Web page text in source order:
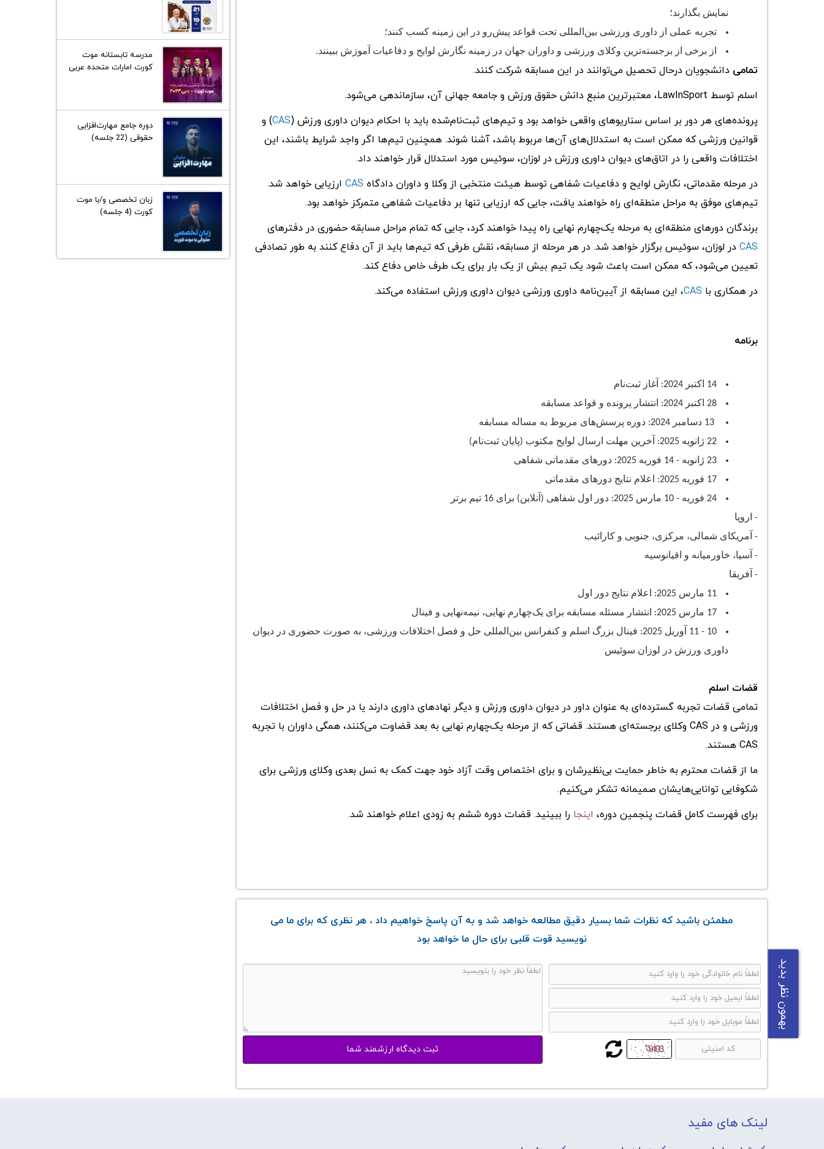
نمایش بگذارند؛
تجربه عملی از داوری ورزشی بین‌المللی تحت قواعد پیش‌رو در این زمینه کسب کنند؛
از برخی از برجسته‌ترین وکلای ورزشی و داوران جهان در زمینه نگارش لوایح و دفاعیات آموزش ببینند.
تمامی دانشجویان درحال تحصیل می‌توانند در این مسابقه شرکت کنند.
اسلم توسط LawInSport، معتبرترین منبع دانش حقوق ورزش و جامعه جهانی آن، سازماندهی می‌شود.
پرونده‌های هر دور بر اساس سناریوهای واقعی خواهد بود و تیم‌های ثبت‌نام‌شده باید با احکام دیوان داوری ورزش (CAS) و
قوانین ورزشی که ممکن است به استدلال‌های آن‌ها مربوط باشد، آشنا شوند. همچنین تیم‌ها اگر واجد شرایط باشند، این
اختلافات واقعی را در اتاق‌های دیوان داوری ورزش در لوزان، سوئیس مورد استدلال قرار خواهند داد.
در مرحله مقدماتی، نگارش لوایح و دفاعیات شفاهی توسط هیئت منتخبی از وکلا و داوران دادگاه CAS ارزیابی خواهد شد.
تیم‌های موفق به مراحل منطقه‌ای راه خواهند یافت، جایی که ارزیابی تنها بر دفاعیات شفاهی متمرکز خواهد بود.
برندگان دورهای منطقه‌ای به مرحله یک‌چهارم نهایی راه پیدا خواهند کرد، جایی که تمام مراحل مسابقه حضوری در دفترهای
CAS در لوزان، سوئیس برگزار خواهد شد. در هر مرحله از مسابقه، نقش طرفی که تیم‌ها باید از آن دفاع کنند به طور تصادفی
تعیین می‌شود، که ممکن است باعث شود یک تیم بیش از یک بار برای یک طرف خاص دفاع کند.
در همکاری با CAS، این مسابقه از آیین‌نامه داوری ورزشی دیوان داوری ورزش استفاده می‌کند.
برنامه
14 اکتبر 2024: آغاز ثبت‌نام
28 اکتبر 2024: انتشار پرونده و قواعد مسابقه
22 ژانویه 2025: آخرین مهلت ارسال لوایح مکتوب (پایان ثبت‌نام)
23 ژانویه - 14 فوریه 2025: دورهای مقدماتی شفاهی
17 فوریه 2025: اعلام نتایج دورهای مقدماتی
24 فوریه - 10 مارس 2025: دور اول شفاهی (آنلاین) برای 16 تیم برتر
- اروپا
- آمریکای شمالی، مرکزی، جنوبی و کارائیب
- آسیا، خاورمیانه و اقیانوسیه
- آفریقا
11 مارس 2025: اعلام نتایج دور اول
17 مارس 2025: انتشار مسئله مسابقه برای یک‌چهارم نهایی، نیمه‌نهایی و فینال
10 - 11 آوریل 2025: فینال بزرگ اسلم و کنفرانس بین‌المللی حل و فصل اختلافات ورزشی، به صورت حضوری در دیوان
داوری ورزش در لوزان سوئیس
قضات اسلم
تمامی قضات تجربه گسترده‌ای به عنوان داور در دیوان داوری ورزش و دیگر نهادهای داوری دارند یا در حل و فصل اختلافات
ورزشی و در CAS وکلای برجسته‌ای هستند. قضاتی که از مرحله یک‌چهارم نهایی به بعد قضاوت می‌کنند، همگی داوران با تجربه
CAS هستند.
ما از قضات محترم به خاطر حمایت بی‌نظیرشان و برای اختصاص وقت آزاد خود جهت کمک به نسل بعدی وکلای ورزشی برای
شکوفایی توانایی‌هایشان صمیمانه تشکر می‌کنیم.
برای فهرست کامل قضات پنجمین دوره، اینجا را ببینید. قضات دوره ششم به زودی اعلام خواهند شد.
بهمون نظر بدید
مطمئن باشید که نظرات شما بسیار دقیق مطالعه خواهد شد و به آن پاسخ خواهیم داد ، هر نظری که برای ما می
نویسید قوت قلبی برای حال ما خواهد بود
مدرسه تابستانه موت
کورت امارات متحده عربی
دوره جامع مهارت‌افزایی
حقوقی (22 جلسه)
زبان تخصصی و/با موت
کورت (4 جلسه)
لینک های مفید